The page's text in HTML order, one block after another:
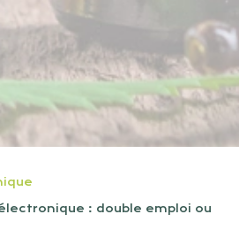
: double emploi ou